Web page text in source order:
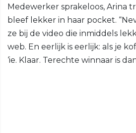
Medewerker sprakeloos, Arina
bleef lekker in haar pocket.
ze bij de video die inmiddels
web. En eerlijk is eerlijk: als je
‘ie. Klaar. Terechte winnaar is